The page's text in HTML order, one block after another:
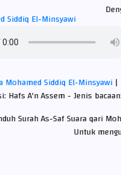
Mohamed Siddiq El-Minsyawi|
Hafs A'n Assem - Jenis
Surah As-Saf Suara qari
Untuk